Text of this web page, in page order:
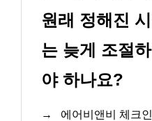
원래 정해진
는 늦게 조절
야 하나요?
→
에어비앤비 체크